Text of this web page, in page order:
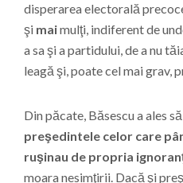
disperarea electorală
şi maimulţi, indiferent de
a sa şi a partidului, de a nu
leagă şi, poate cel mai grav,
Din păcate, Băsescu a ales
preşedintele celor care
ruşinau de propria
moara nesimţirii. Dacă şi